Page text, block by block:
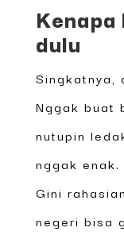
dulu
Singkatnya,
Nggak buat
nutupin
nggak enak.
Gini
negeri bisa